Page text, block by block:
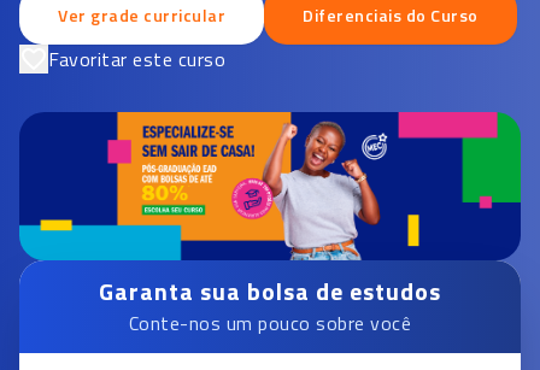
Ver grade curricular Diferenciais do Curso
Favoritar este curso
Garanta sua bolsa de estudos
Conte-nos um pouco sobre você